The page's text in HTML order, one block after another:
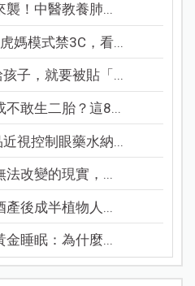
襲！中醫教養肺...
媽模式禁3C，看...
子，就要被貼「...
不敢生二胎？這8...
視控制眼藥水納...
法改變的現實，...
產後成半植物人...
金睡眠：為什麼...